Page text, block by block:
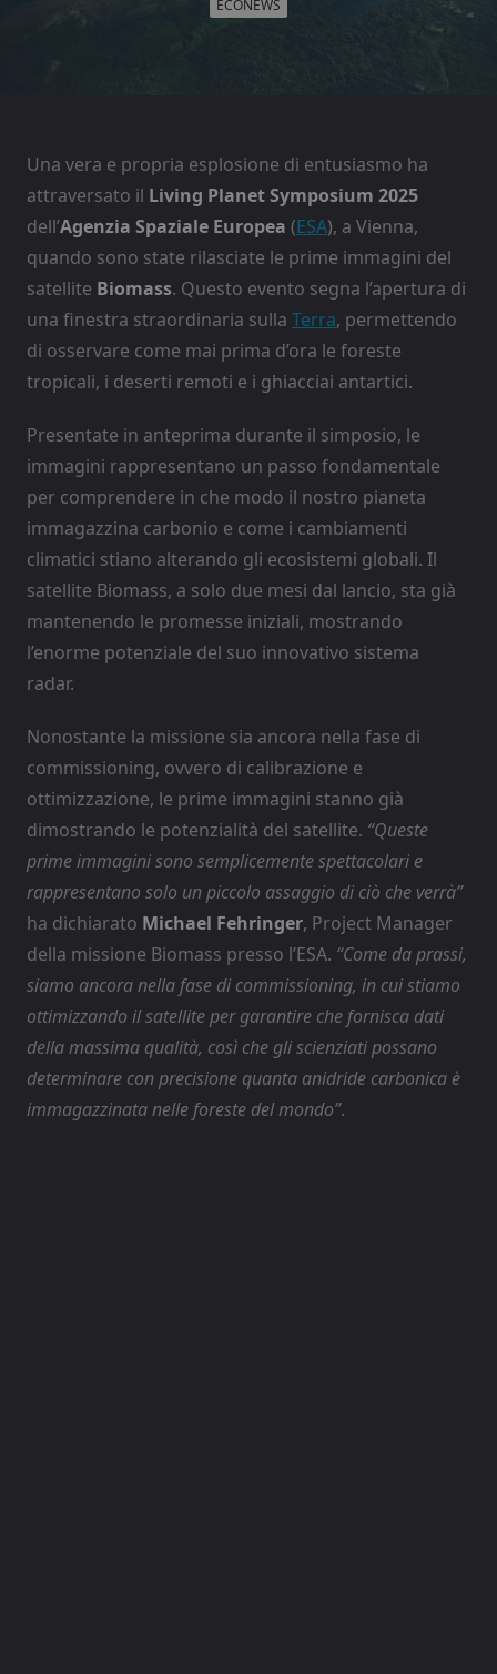
ECONEWS
Una vera e propria esplosione di entusiasmo ha
attraversato il Living Planet Symposium 2025
dell’Agenzia Spaziale Europea (ESA), a Vienna,
quando sono state rilasciate le prime immagini del
satellite Biomass. Questo evento segna l’apertura di
una finestra straordinaria sulla Terra, permettendo
di osservare come mai prima d’ora le foreste
tropicali, i deserti remoti e i ghiacciai antartici.
Presentate in anteprima durante il simposio, le
immagini rappresentano un passo fondamentale
per comprendere in che modo il nostro pianeta
immagazzina carbonio e come i cambiamenti
climatici stiano alterando gli ecosistemi globali. Il
satellite Biomass, a solo due mesi dal lancio, sta già
mantenendo le promesse iniziali, mostrando
l’enorme potenziale del suo innovativo sistema
radar.
Nonostante la missione sia ancora nella fase di
commissioning, ovvero di calibrazione e
ottimizzazione, le prime immagini stanno già
dimostrando le potenzialità del satellite. “Queste
prime immagini sono semplicemente spettacolari e
rappresentano solo un piccolo assaggio di ciò che verrà”
ha dichiarato Michael Fehringer, Project Manager
della missione Biomass presso l’ESA. “Come da prassi,
siamo ancora nella fase di commissioning, in cui stiamo
ottimizzando il satellite per garantire che fornisca dati
della massima qualità, così che gli scienziati possano
determinare con precisione quanta anidride carbonica è
immagazzinata nelle foreste del mondo”.